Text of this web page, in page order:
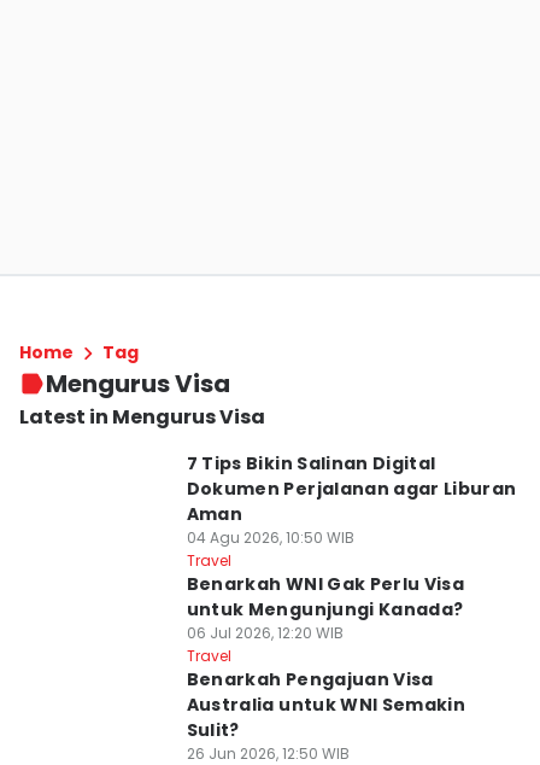
Home Tag
Mengurus Visa
Latest in Mengurus Visa
7 Tips Bikin Salinan Digital
Dokumen Perjalanan agar Liburan
Aman
04 Agu 2026, 10:50 WIB
Travel
Benarkah WNI Gak Perlu Visa
untuk Mengunjungi Kanada?
06 Jul 2026, 12:20 WIB
Travel
Benarkah Pengajuan Visa
Australia untuk WNI Semakin
Sulit?
26 Jun 2026, 12:50 WIB